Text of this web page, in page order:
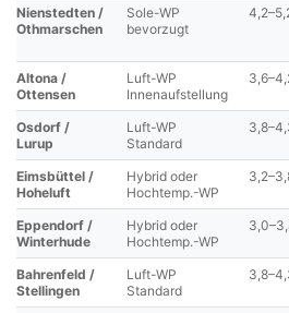
Nienstedten /
Othmarschen
Sole-WP
bevorzugt
Altona /
Ottensen
Luft-WP
Innenaufstellung
Osdorf /
Lurup
Luft-WP
Standard
Eimsbüttel /
Hoheluft
Hybrid oder
Hochtemp.-WP
Eppendorf /
Winterhude
Hybrid oder
Hochtemp.-WP
Bahrenfeld /
Stellingen
Luft-WP
Standard